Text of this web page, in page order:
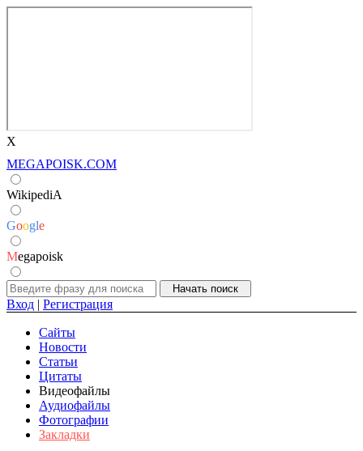
X
MEGAPOISK.COM
WikipediA
Google
Megapoisk
Вход | Регистрация
Сайты
Новости
Статьи
Цитаты
Видеофайлы
Аудиофайлы
Фотографии
Закладки